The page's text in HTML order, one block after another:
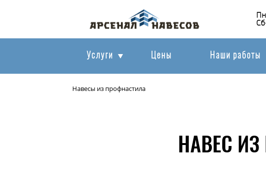
Услуги Цены Наши работы
Навесы из профнастила
НАВЕС